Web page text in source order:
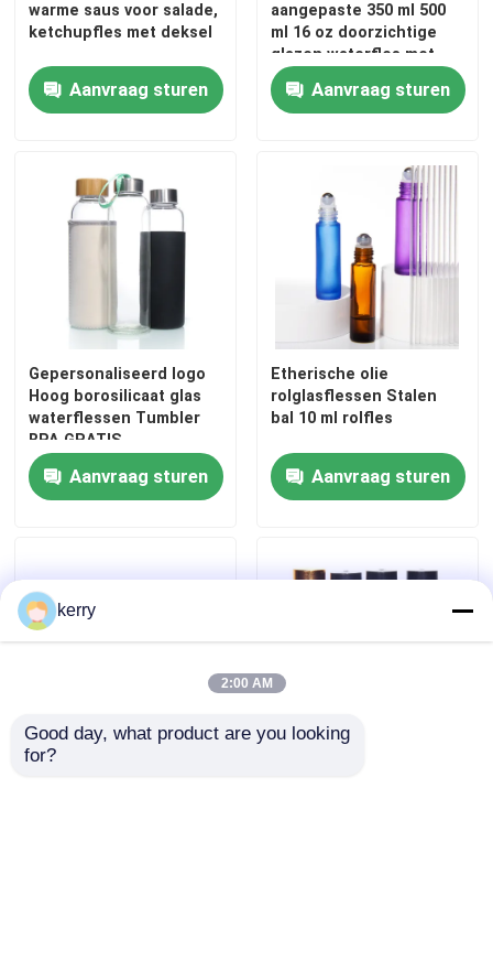
warme saus voor salade,
ketchupfles met deksel
Aanvraag sturen
aangepaste 350 ml 500
ml 16 oz doorzichtige
glazen waterfles met
roestvrijstalen deksel
Aanvraag sturen
Gepersonaliseerd logo
Hoog borosilicaat glas
waterflessen Tumbler
BPA GRATIS
Drinkwaterfles
Aanvraag sturen
Etherische olie
rolglasflessen Stalen
bal 10 ml rolfles
Aanvraag sturen
Duidelijke flessenpotten
kerry
2:00 AM
Good day, what product are you looking
for?